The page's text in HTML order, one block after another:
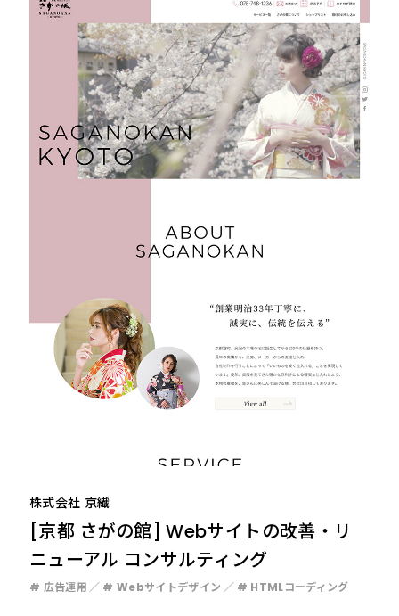
株式会社 京繊
[京都 さがの館] Webサイトの改善・リ
ニューアル コンサルティング
# 広告運用 # Webサイトデザイン # HTMLコーディング